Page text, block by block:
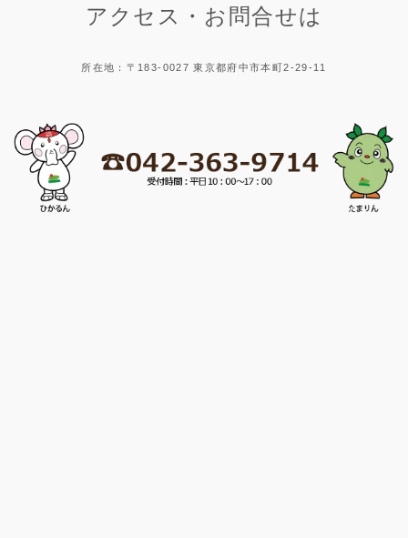
アクセス・お問合せは
所在地：〒183-0027 東京都府中市本町2-29-11